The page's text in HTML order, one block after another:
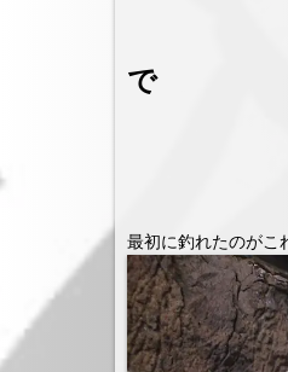
で
最初に釣れたのがこ